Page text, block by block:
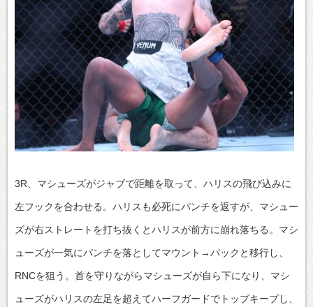
3R、マシューズがジャブで距離を取って、ハリスの飛び込みに
左フックを合わせる。ハリスも必死にパンチを返すが、マシュー
ズが右ストレートを打ち抜くとハリスが前方に崩れ落ちる。マシ
ューズが一気にパンチを落としてマウント→バックと移行し、
RNCを狙う。首を守りながらマシューズが自ら下になり、マシ
ューズがハリスの左足を超えてハーフガードでトップキープし、